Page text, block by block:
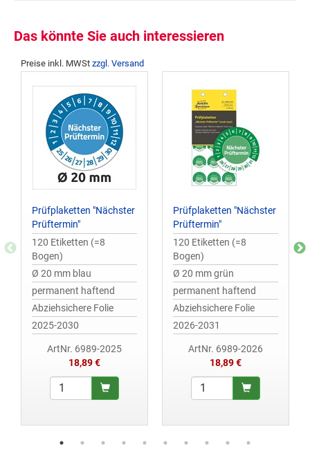
Das könnte Sie auch interessieren
Preise inkl. MWSt zzgl. Versand
Prüfplaketten "Nächster
Prüftermin"
120 Etiketten (=8
Bogen)
Ø 20 mm blau
permanent haftend
Abziehsichere Folie
2025-2030
ArtNr. 6989-2025
18,89 €
Prüfplaketten "Nächster
Prüftermin"
120 Etiketten (=8
Bogen)
Ø 20 mm grün
permanent haftend
Abziehsichere Folie
2026-2031
ArtNr. 6989-2026
18,89 €